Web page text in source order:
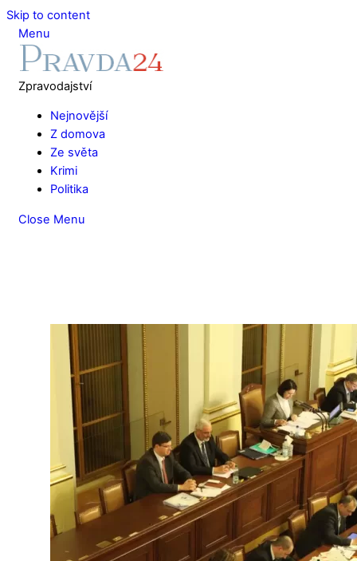
Skip to content
Menu
Zpravodajství
Nejnovější
Z domova
Ze světa
Krimi
Politika
Close Menu